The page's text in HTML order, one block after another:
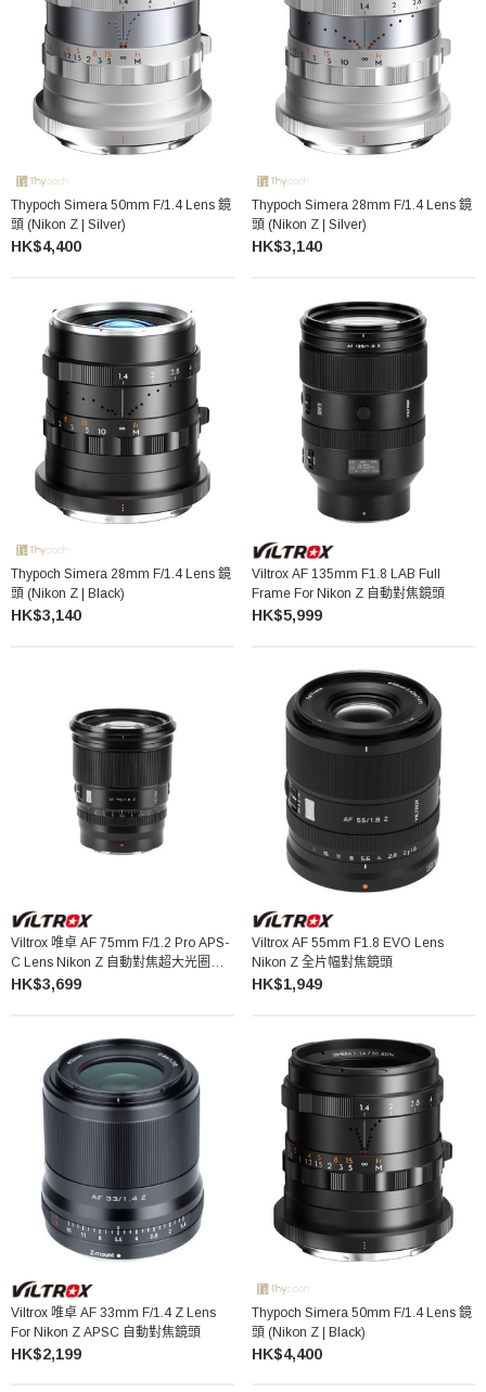
Thypoch Simera 50mm F/1.4 Lens 鏡
頭 (Nikon Z | Silver)
HK$4,400
Thypoch Simera 28mm F/1.4 Lens 鏡
頭 (Nikon Z | Silver)
HK$3,140
Thypoch Simera 28mm F/1.4 Lens 鏡
頭 (Nikon Z | Black)
HK$3,140
Viltrox AF 135mm F1.8 LAB Full
Frame For Nikon Z 自動對焦鏡頭
HK$5,999
Viltrox 唯卓 AF 75mm F/1.2 Pro APS-
C Lens Nikon Z 自動對焦超大光圈鏡
頭
HK$3,699
Viltrox AF 55mm F1.8 EVO Lens
Nikon Z 全片幅對焦鏡頭
HK$1,949
Viltrox 唯卓 AF 33mm F/1.4 Z Lens
For Nikon Z APSC 自動對焦鏡頭
HK$2,199
Thypoch Simera 50mm F/1.4 Lens 鏡
頭 (Nikon Z | Black)
HK$4,400